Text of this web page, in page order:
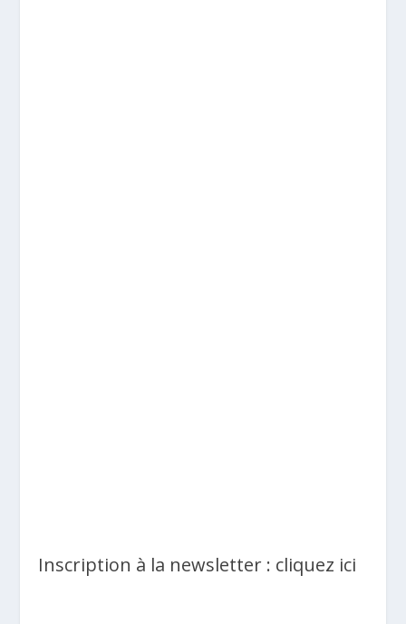
Inscription à la newsletter : cliquez ici